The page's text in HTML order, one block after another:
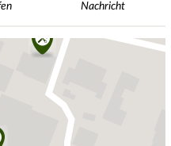
Nachricht